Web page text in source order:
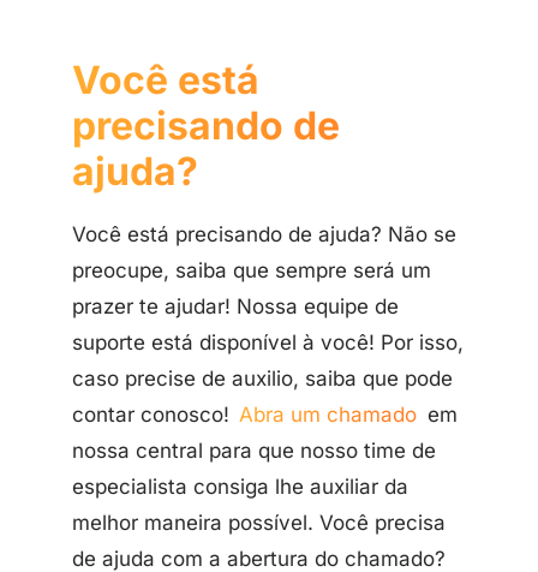
Você está
precisando de
ajuda?
Você está precisando de ajuda? Não se
preocupe, saiba que sempre será um
prazer te ajudar! Nossa equipe de
suporte está disponível à você! Por isso,
caso precise de auxilio, saiba que pode
contar conosco! Abra um chamado em
nossa central para que nosso time de
especialista consiga lhe auxiliar da
melhor maneira possível. Você precisa
de ajuda com a abertura do chamado?